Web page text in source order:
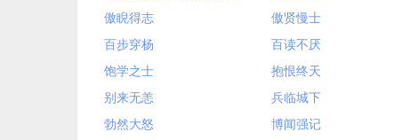
傲睨得志
傲贤慢士
百步穿杨
百读不厌
饱学之士
抱恨终天
别来无恙
兵临城下
勃然大怒
博闻强记